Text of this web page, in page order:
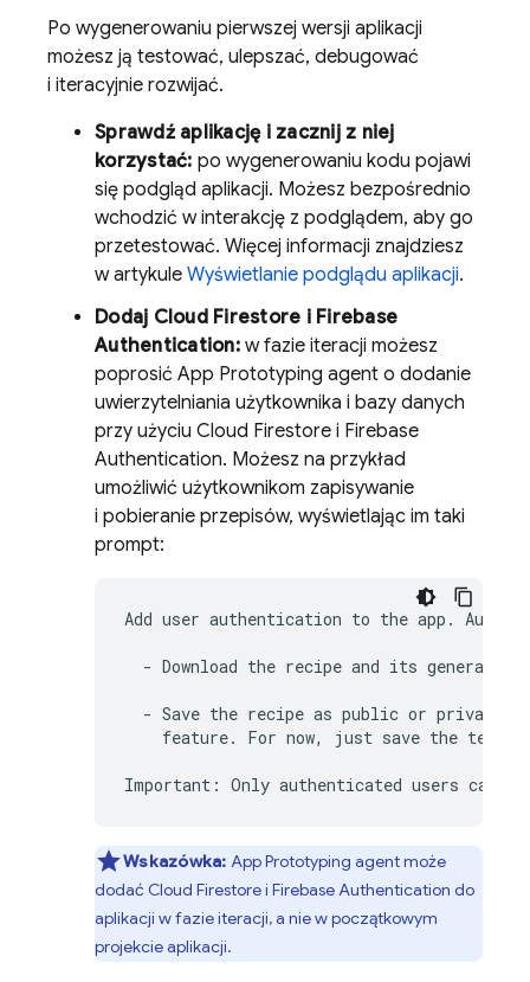
Po wygenerowaniu pierwszej wersji aplikacji
możesz ją testować, ulepszać, debugować
i iteracyjnie rozwijać.
Sprawdź aplikację i zacznij z niej
korzystać: po wygenerowaniu kodu pojawi
się podgląd aplikacji. Możesz bezpośrednio
wchodzić w interakcję z podglądem, aby go
przetestować. Więcej informacji znajdziesz
w artykule Wyświetlanie podglądu aplikacji.
Dodaj Cloud Firestore i Firebase
Authentication:w fazie iteracji możesz
poprosić App Prototyping agent o dodanie
uwierzytelniania użytkownika i bazy danych
przy użyciu Cloud Firestore i Firebase
Authentication. Możesz na przykład
umożliwić użytkownikom zapisywanie
i pobieranie przepisów, wyświetlając im taki
prompt:
Add user authentication to the app.
- Download the recipe and its generated
- Save the recipe as public or private
feature. For now, just save the text,
Wskazówka: App Prototyping agentmoże
dodać Cloud Firestorei Firebase Authentication do
aplikacji w fazie iteracji, a nie w początkowym
projekcie aplikacji.